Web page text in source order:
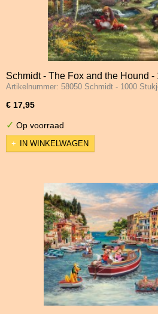
Schmidt - The Fox and the Hound -
Artikelnummer: 58050 Schmidt - 1000
€ 17,95
✓ Op voorraad
IN WINKELWAGEN